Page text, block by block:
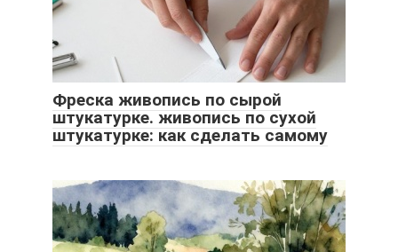
Фреска живопись по сырой
штукатурке. живопись по сухой
штукатурке: как сделать самому